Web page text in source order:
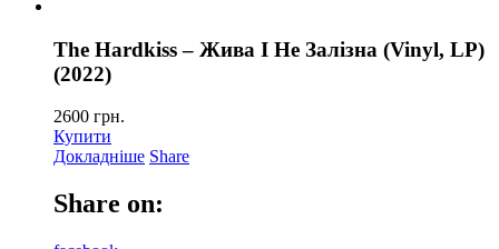
The Hardkiss – Жива І Не Залізна (Vinyl, LP)
(2022)
2600 грн.
Купити
Докладніше Share
Share on: